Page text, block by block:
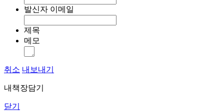
발신자 이메일
제목
메모
취소 내보내기
내책장담기
닫기